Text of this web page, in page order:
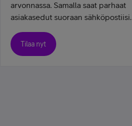
arvonnassa. Samalla saat parhaat
asiakasedut suoraan sähköpostiisi.
Tilaa nyt